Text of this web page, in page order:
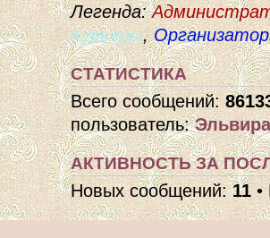
Легенда:
Курьеры,
СТАТИСТИКА
Всего сообщений:
пользователь:
АКТИВНОСТЬ ЗА
Новых сообщений:11•